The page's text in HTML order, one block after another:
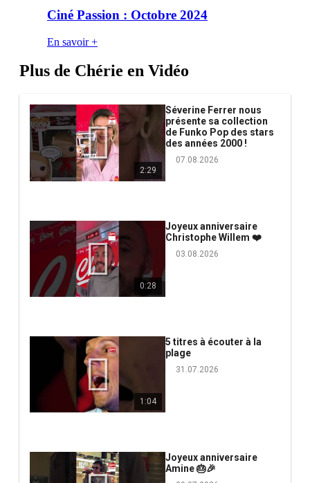
Ciné Passion : Octobre 2024
En savoir +
Plus de Chérie en Vidéo
2:29
Séverine Ferrer nous
présente sa collection
de Funko Pop des stars
des années 2000 !
07.08.2026
0:28
Joyeux anniversaire
Christophe Willem ❤️
03.08.2026
1:04
5 titres à écouter à la
plage
31.07.2026
Joyeux anniversaire
Amine 🎂🎉